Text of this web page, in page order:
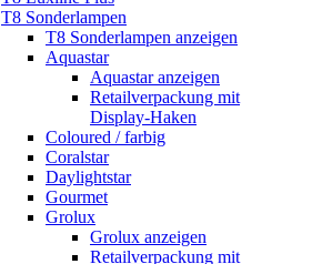
T8 Sonderlampen
T8 Sonderlampen anzeigen
Aquastar
Aquastar anzeigen
Retailverpackung mit
Display-Haken
Coloured / farbig
Coralstar
Daylightstar
Gourmet
Grolux
Grolux anzeigen
Retailverpackung mit